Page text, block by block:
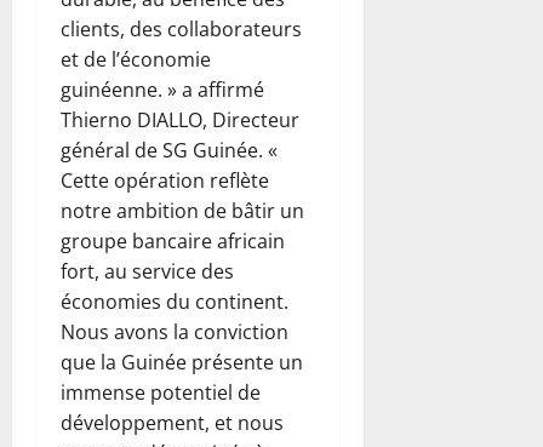
clients, des collaborateurs
et de l’économie
guinéenne. » a affirmé
Thierno DIALLO, Directeur
général de SG Guinée. «
Cette opération reflète
notre ambition de bâtir un
groupe bancaire africain
fort, au service des
économies du continent.
Nous avons la conviction
que la Guinée présente un
immense potentiel de
développement, et nous